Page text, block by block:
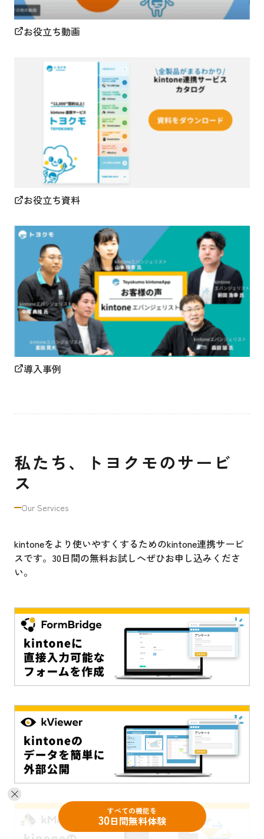
お役立ち動画
お役立ち資料
導入事例
私たち、トヨクモのサービ
ス
Our Services
kintoneをより使いやすくするためのkintone連携サービ
スです。30日間の無料お試しへぜひお申し込みくださ
い。
すべての機能を
30日間無料体験